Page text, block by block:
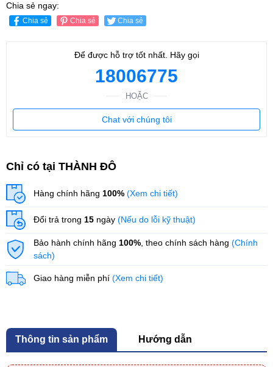
Chia sẻ ngay:
Chia sẻ Chia sẻ Chia sẻ
Để được hỗ trợ tốt nhất. Hãy gọi
18006775
HOẶC
Chat với chúng tôi
Chỉ có tại THÀNH ĐÔ
Hàng chính hãng 100% (Xem chi tiết)
Đổi trả trong 15 ngày (Nếu do lỗi kỹ thuật)
Bảo hành chính hãng 100% , theo chính sách hàng (Chính
sách)
Giao hàng miễn phí (Xem chi tiết)
Thông tin sản phẩm Hướng dẫn